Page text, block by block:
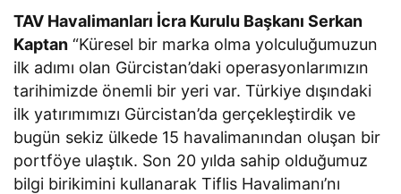
TAV Havalimanları İcra Kurulu Başkanı Serkan
Kaptan “Küresel bir marka olma yolculuğumuzun
ilk adımı olan Gürcistan’daki operasyonlarımızın
tarihimizde önemli bir yeri var. Türkiye dışındaki
ilk yatırımımızı Gürcistan’da gerçekleştirdik ve
bugün sekiz ülkede 15 havalimanından oluşan bir
portföye ulaştık. Son 20 yılda sahip olduğumuz
bilgi birikimini kullanarak Tiflis Havalimanı’nı